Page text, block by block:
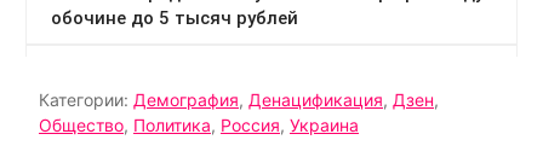
Категории: Демография, Денацификация, Дзен,
Общество, Политика, Россия, Украина